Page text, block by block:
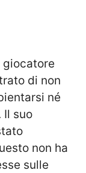
giocatore
di non
né
Il suo
non ha
sulle